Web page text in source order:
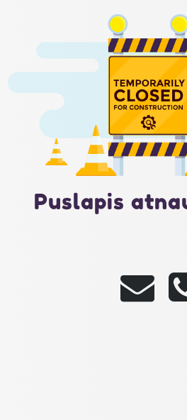
Puslapis